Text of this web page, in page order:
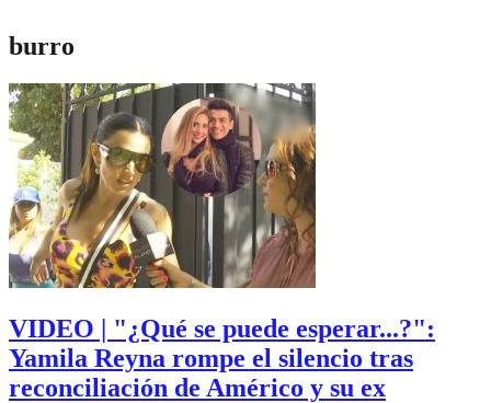
burro
VIDEO | "¿Qué se puede esperar...?":
Yamila Reyna rompe el silencio tras
reconciliación de Américo y su ex